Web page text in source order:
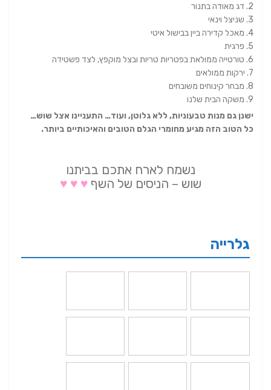
2. דג מאודה בתנור
3. שניצל וינאי
4. מאכל קדירה ביין בבישול איטי
5. פרגית
6. טורטייה ממולאת בפטריות טריות ובצל מוקפץ, לצד פשטידה
7. ירקות ממולאים
8. מבחר קינוחים משובחים
9. משקה הבית שלנו
ישנן גם מנות טבעוניות, ללא גלוטן, ועוד… התעניינו אצל שוש…
כל הטוב הזה מגיע מחומרי הגלם הטובים והאיכותיים ביותר.
נשמח לארח אתכם בביתנו
שוש – הניסים של השף♥
♥
♥
גלרייה